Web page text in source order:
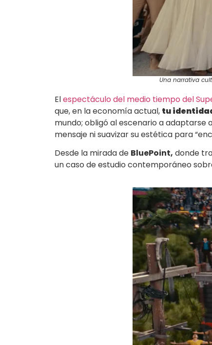
Una narrativa
Elespectáculo del medio tiempo del
que, en la economía actual, tu
mundo; obligó al escenario a adaptarse
mensaje ni suavizar su estética para
Desde la mirada de BluePoint, donde
un caso de estudio contemporáneo